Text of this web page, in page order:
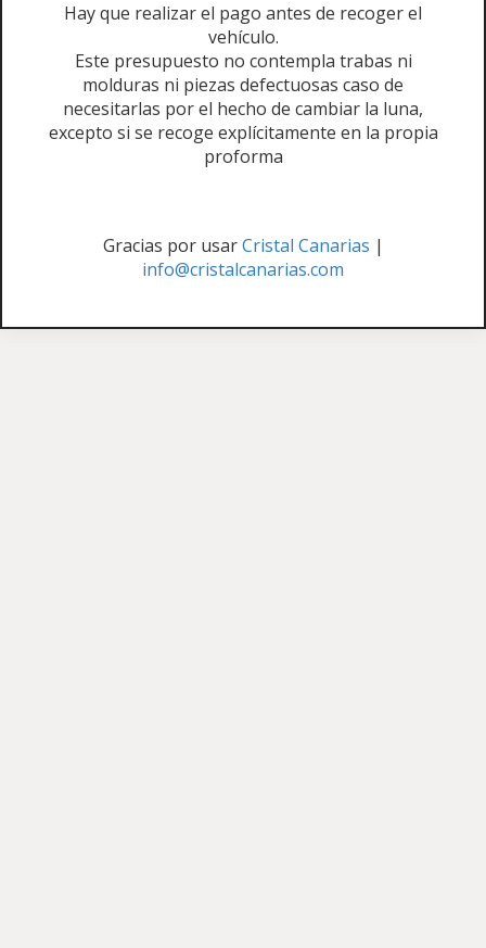
Hay que realizar el pago antes de recoger el
vehículo.
Este presupuesto no contempla trabas ni
molduras ni piezas defectuosas caso de
necesitarlas por el hecho de cambiar la luna,
excepto si se recoge explícitamente en la propia
proforma
Gracias por usarCristal Canarias |
info@cristalcanarias.com